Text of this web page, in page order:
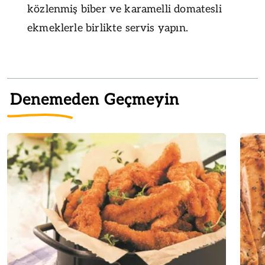
közlenmiş biber ve karamelli domatesli
ekmeklerle birlikte servis yapın.
Denemeden Geçmeyin